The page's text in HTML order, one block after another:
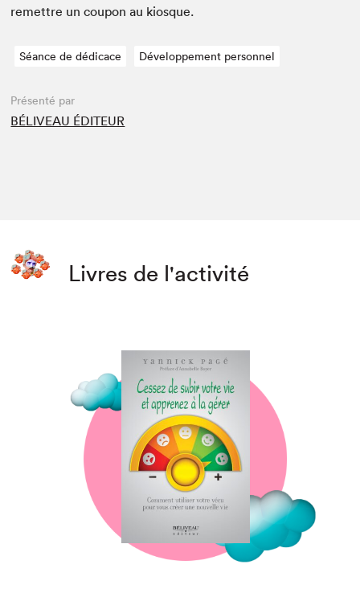
remet­tre un coupon au kiosque.
Séance de dédicace Développement personnel
Présenté par
BÉLIVEAU ÉDITEUR
Livres de l'activité